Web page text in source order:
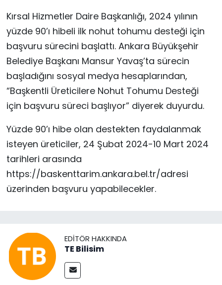
Kırsal Hizmetler Daire Başkanlığı, 2024 yılının
yüzde 90’ı hibeli ilk nohut tohumu desteği için
başvuru sürecini başlattı. Ankara Büyükşehir
Belediye Başkanı Mansur Yavaş’ta sürecin
başladığını sosyal medya hesaplarından,
“Başkentli Üreticilere Nohut Tohumu Desteği
için başvuru süreci başlıyor” diyerek duyurdu.
Yüzde 90’ı hibe olan destekten faydalanmak
isteyen üreticiler, 24 Şubat 2024-10 Mart 2024
tarihleri arasında
https://baskenttarim.ankara.bel.tr/adresi
üzerinden başvuru yapabilecekler.
EDITÖR HAKKINDA
TE Bilisim